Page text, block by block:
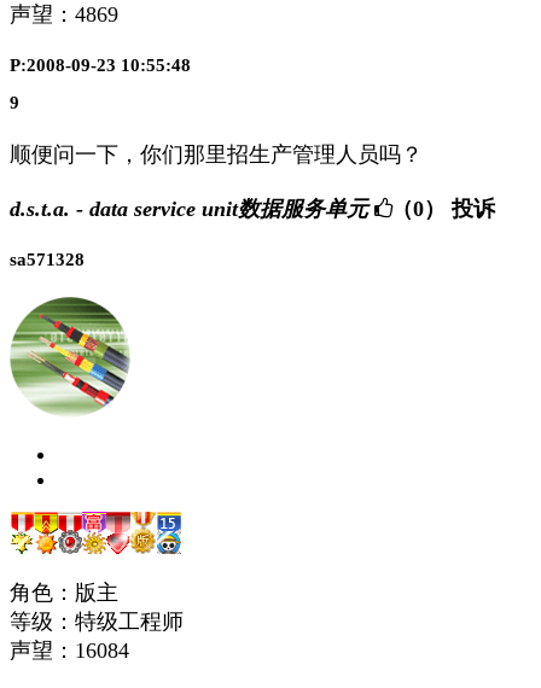
声望： 4869
P:2008-09-23 10:55:48
9
顺便问一下，你们那里招生产管理人员吗？
d.s.t.a. - data service unit数据服务单元 （0） 投诉
sa571328
角色：版主
等级：特级工程师
声望： 16084